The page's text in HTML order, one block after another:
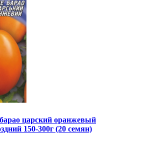
царский оранжевый
150-300г (20 семян)